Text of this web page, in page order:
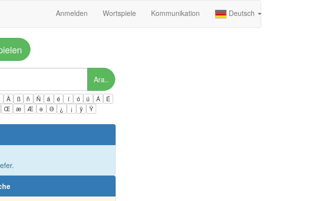
Anmelden Wortspiele Kommunikation Deutsch
Ara..
Ä ß ñ Ñ á é í ó ú Á
É
Œ æ Æ ə Ə ¿ ¡ ÿ Ÿ